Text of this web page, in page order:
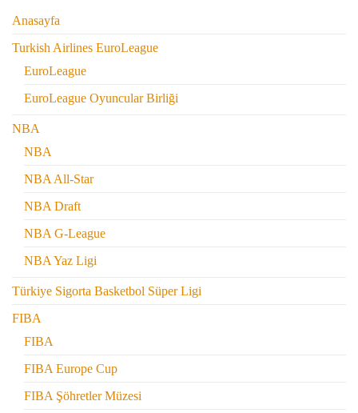
Anasayfa
Turkish Airlines EuroLeague
EuroLeague
EuroLeague Oyuncular Birliği
NBA
NBA
NBA All-Star
NBA Draft
NBA G-League
NBA Yaz Ligi
Türkiye Sigorta Basketbol Süper Ligi
FIBA
FIBA
FIBA Europe Cup
FIBA Şöhretler Müzesi